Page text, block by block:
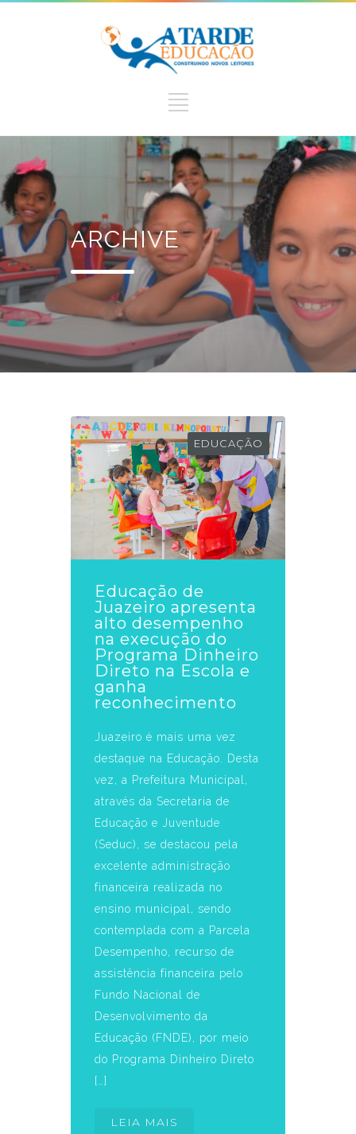
ARCHIVE
EDUCAÇÃO
Educação de
Juazeiro apresenta
alto desempenho
na execução do
Programa Dinheiro
Direto na Escola e
ganha
reconhecimento
Juazeiro é mais uma vez
destaque na Educação. Desta
vez, a Prefeitura Municipal,
através da Secretaria de
Educação e Juventude
(Seduc), se destacou pela
excelente administração
financeira realizada no
ensino municipal, sendo
contemplada com a Parcela
Desempenho, recurso de
assistência financeira pelo
Fundo Nacional de
Desenvolvimento da
Educação (FNDE), por meio
do Programa Dinheiro Direto
[…]
LEIA MAIS